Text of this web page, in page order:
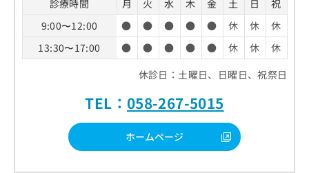
診療時間 月 火 水 木 金 土 日
祝
9:00〜12:00
● ● ● ● ● 休 休
休
13:30〜17:00
● ● ● ● ● 休 休
休
休診日：土曜日、日曜日、祝祭日
TEL： 058-267-5015
ホームページ